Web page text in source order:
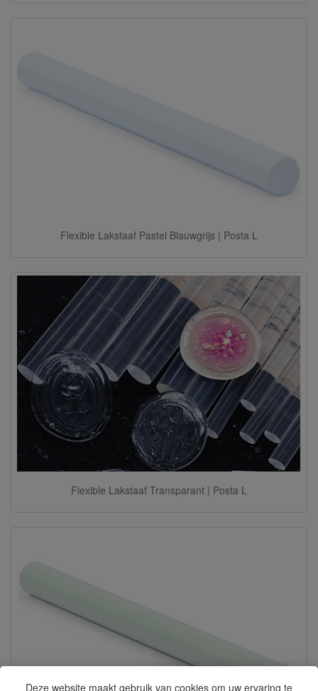
Deze website maakt gebruik van cookies om uw ervaring te
Flexible Lakstaaf Pastel Blauwgrijs | Posta L
Flexible Lakstaaf Transparant | Posta L